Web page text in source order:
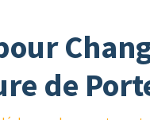
de